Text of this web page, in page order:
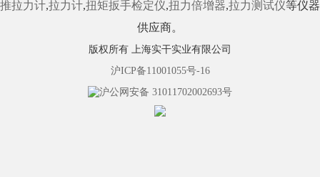
推拉力计,拉力计,扭矩扳手检定仪,扭力倍增器,拉力测试仪等仪器
供应商。
版权所有 上海实干实业有限公司
沪ICP备11001055号-16
沪公网安备 31011702002693号